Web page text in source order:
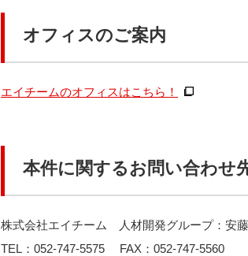
オフィスのご案内
エイチームのオフィスはこちら！
本件に関するお問い合わせ
株式会社エイチーム 人材開発グループ：安藤
TEL：052-747-5575 FAX：052-747-5560